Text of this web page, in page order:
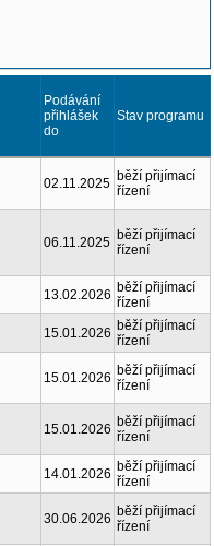
Podávání
přihlášek
do
Stav programu
02.11.2025 běží přijímací
řízení
06.11.2025 běží přijímací
řízení
13.02.2026 běží přijímací
řízení
15.01.2026 běží přijímací
řízení
15.01.2026 běží přijímací
řízení
15.01.2026 běží přijímací
řízení
14.01.2026 běží přijímací
řízení
30.06.2026 běží přijímací
řízení